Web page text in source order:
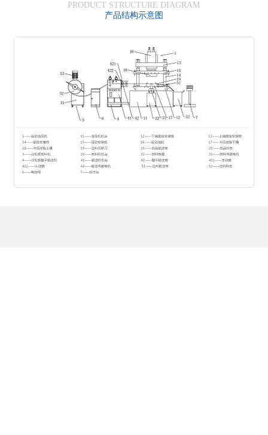
PRODUCT STRUCTURE DIAGRAM
产品结构示意图